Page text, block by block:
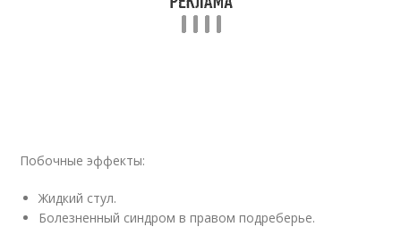
Побочные эффекты:
Жидкий стул.
Болезненный синдром в правом подреберье.